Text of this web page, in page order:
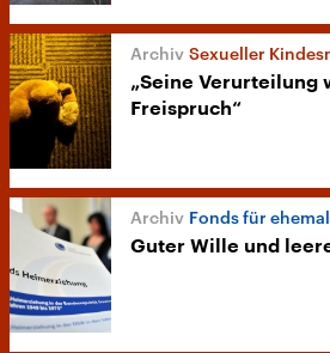
Sexueller
„Seine Verurteilung
Freispruch“
Fonds für
Guter Wille und